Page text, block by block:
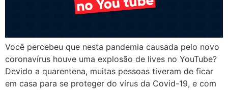
Você percebeu que nesta pandemia causada pelo novo
coronavírus houve uma explosão de lives no YouTube?
Devido a quarentena, muitas pessoas tiveram de ficar
em casa para se proteger do vírus da Covid-19, e com